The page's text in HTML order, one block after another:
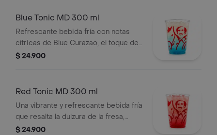
Blue Tonic MD 300 ml
Refrescante bebida fría con notas
cítricas de Blue Curazao, el toque del
limón, la frescura herbal de mojito y la
$ 24.900
Red Tonic MD 300 ml
Una vibrante y refrescante bebida fría
que resalta la dulzura de la fresa,
equilibrada con el toque cítrico de
$ 24.900